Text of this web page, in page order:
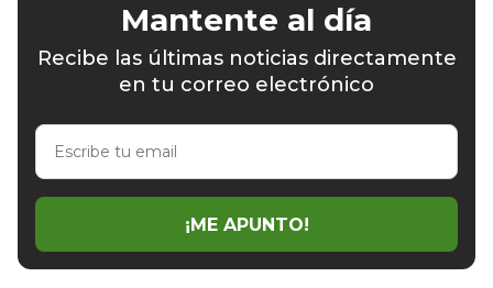
Mantente al día
Recibe las últimas noticias directamente
en tu correo electrónico
Escribe
email
¡ME APUNTO!